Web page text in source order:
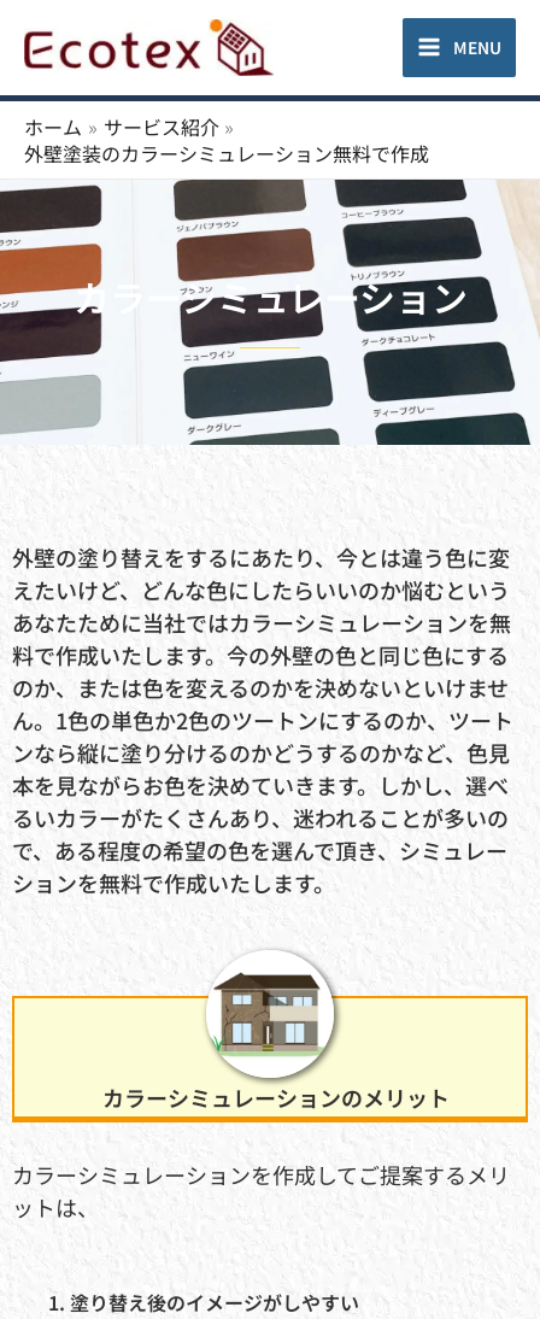
ス
プ
MENU
ホーム
サービス紹介
外壁塗装のカラーシミュレーション無料で作成
カラーシミュレーション
外壁の塗り替えをするにあたり、今とは違う色に変
えたいけど、どんな色にしたらいいのか悩むという
あなたために当社ではカラーシミュレーションを無
料で作成いたします。今の外壁の色と同じ色にする
のか、または色を変えるのかを決めないといけませ
ん。1色の単色か2色のツートンにするのか、ツート
ンなら縦に塗り分けるのかどうするのかなど、色見
本を見ながらお色を決めていきます。しかし、選べ
るいカラーがたくさんあり、迷われることが多いの
で、ある程度の希望の色を選んで頂き、シミュレー
ションを無料で作成いたします。
カラーシミュレーションのメリット
カラーシミュレーションを作成してご提案するメリ
ットは、
塗り替え後のイメージがしやすい